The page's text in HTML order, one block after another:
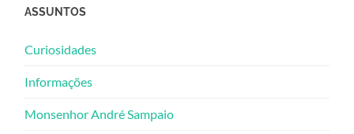
ASSUNTOS
Curiosidades
Informações
Monsenhor André Sampaio